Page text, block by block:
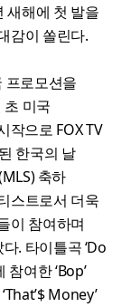
새해에 첫 발을
감이 쏠린다.
프로모션을
초 미국
작으로 FOX TV
한국의 날
축하
스트로서 더욱
이 참여하며
. 타이틀곡 ‘Do
여한 ‘Bop’
Money’